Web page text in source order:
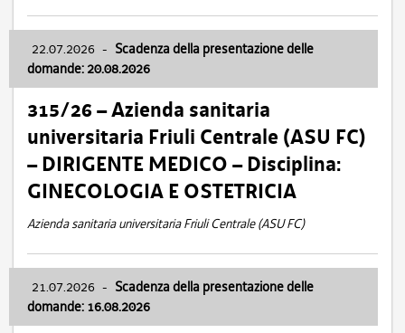
22.07.2026 - Scadenza della presentazione delle
domande: 20.08.2026
315/26 – Azienda sanitaria
universitaria Friuli Centrale (ASU FC)
– DIRIGENTE MEDICO – Disciplina:
GINECOLOGIA E OSTETRICIA
Azienda sanitaria universitaria Friuli Centrale (ASU FC)
21.07.2026 - Scadenza della presentazione delle
domande: 16.08.2026